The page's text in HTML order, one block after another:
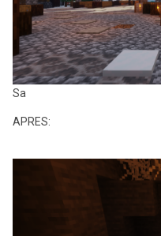
Sa
APRES: